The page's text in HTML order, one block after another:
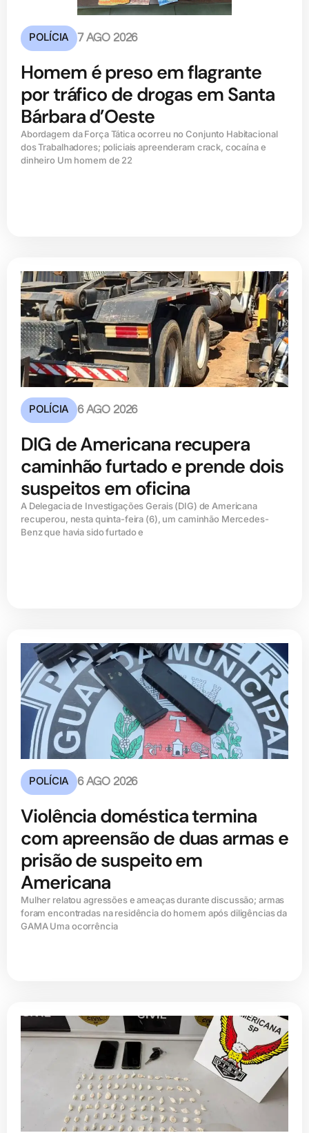
POLÍCIA 7 AGO 2026
Homem é preso em flagrante
por tráfico de drogas em Santa
Bárbara d’Oeste
Abordagem da Força Tática ocorreu no Conjunto Habitacional
dos Trabalhadores; policiais apreenderam crack, cocaína e
dinheiro Um homem de 22
POLÍCIA 6 AGO 2026
DIG de Americana recupera
caminhão furtado e prende dois
suspeitos em oficina
A Delegacia de Investigações Gerais (DIG) de Americana
recuperou, nesta quinta-feira (6), um caminhão Mercedes-
Benz que havia sido furtado e
POLÍCIA 6 AGO 2026
Violência doméstica termina
com apreensão de duas armas e
prisão de suspeito em
Americana
Mulher relatou agressões e ameaças durante discussão; armas
foram encontradas na residência do homem após diligências da
GAMA Uma ocorrência